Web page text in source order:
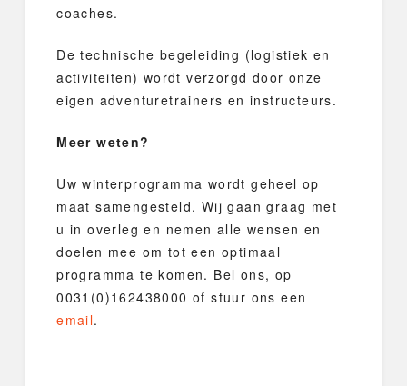
coaches.
De technische begeleiding (logistiek en
activiteiten) wordt verzorgd door onze
eigen adventuretrainers en instructeurs.
Meer weten?
Uw winterprogramma wordt geheel op
maat samengesteld. Wij gaan graag met
u in overleg en nemen alle wensen en
doelen mee om tot een optimaal
programma te komen. Bel ons, op
0031(0)162438000 of stuur ons een
email.